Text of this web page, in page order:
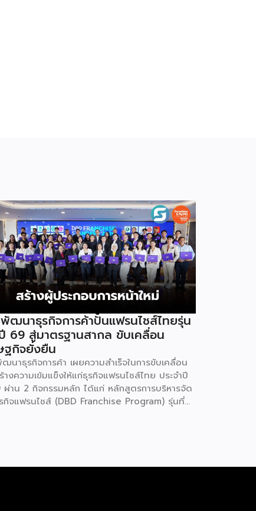
ฒนาธุรกิจการค้าปั้นแฟรนไชส์ไทยรุ่น
69 สู่มาตรฐานสากล ขับเคลื่อน
ฐกิจยั่งยืน
นาธุรกิจการค้า เผยความสำเร็จในการขับเคลื่อน
างความเข้มแข็งให้แก่ธุรกิจแฟรนไชส์ไทย ประจำปี
ผ่าน 2 กิจกรรมหลัก ได้แก่ หลักสูตรการบริหารจัด
กิจแฟรนไชส์ (DBD Franchise Program) รุ่นที่
ามน่าเชื่อถือในตลาดโลก นายพูนพงษ์ นัยนาภา
รแฟรนไชส์ใน 2 กิจกรรมว่า “ขอแสดงความยินดี